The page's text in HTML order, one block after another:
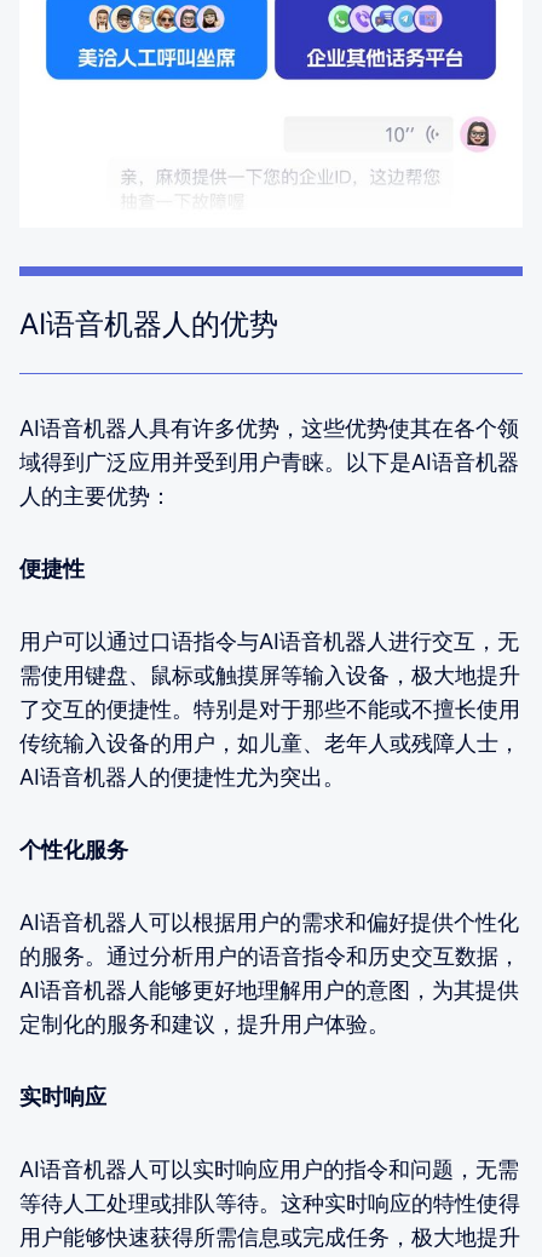
AI语音机器人的优势
AI语音机器人具有许多优势，这些优势使其在各个领
域得到广泛应用并受到用户青睐。以下是AI语音机器
人的主要优势：
便捷性
用户可以通过口语指令与AI语音机器人进行交互，无
需使用键盘、鼠标或触摸屏等输入设备，极大地提升
了交互的便捷性。特别是对于那些不能或不擅长使用
传统输入设备的用户，如儿童、老年人或残障人士，
AI语音机器人的便捷性尤为突出。
个性化服务
AI语音机器人可以根据用户的需求和偏好提供个性化
的服务。通过分析用户的语音指令和历史交互数据，
AI语音机器人能够更好地理解用户的意图，为其提供
定制化的服务和建议，提升用户体验。
实时响应
AI语音机器人可以实时响应用户的指令和问题，无需
等待人工处理或排队等待。这种实时响应的特性使得
用户能够快速获得所需信息或完成任务，极大地提升